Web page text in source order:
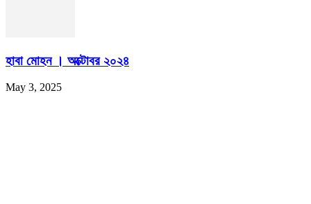
হাবা মোহন । অক্টোবর ২০২৪
May 3, 2025